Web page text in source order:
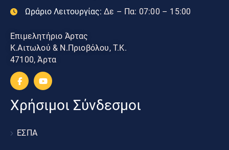
Ωράριο Λειτουργίας: Δε – Πα: 07:00 – 15:00
Επιμελητήριο Άρτας
Κ.Αιτωλού & Ν.Πριοβόλου, Τ.Κ.
47100, Άρτα
Χρήσιμοι Σύνδεσμοι
ΕΣΠΑ